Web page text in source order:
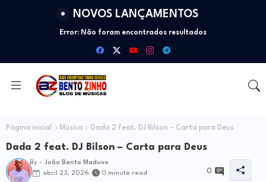
NOVOS LANÇAMENTOS
Error: Não foram encontrados resultados
Página inicial Música Dada 2 feat. DJ Bilson – Carta para Deus
Dada 2 feat. DJ Bilson – Carta para Deus
By - João Bento Maduvo
abril 23, 2026
0 minute read 0